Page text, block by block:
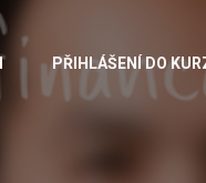
PŘIHLÁŠENÍ DO